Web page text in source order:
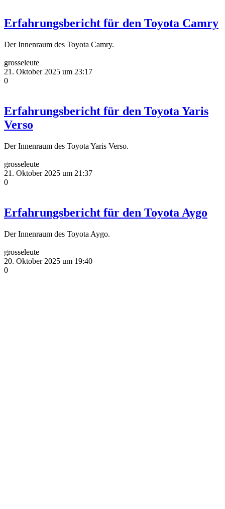
Erfahrungsbericht für den Toyota Camry
Der Innenraum des Toyota Camry.
grosseleute
21. Oktober 2025 um 23:17
0
Erfahrungsbericht für den Toyota Yaris
Verso
Der Innenraum des Toyota Yaris Verso.
grosseleute
21. Oktober 2025 um 21:37
0
Erfahrungsbericht für den Toyota Aygo
Der Innenraum des Toyota Aygo.
grosseleute
20. Oktober 2025 um 19:40
0